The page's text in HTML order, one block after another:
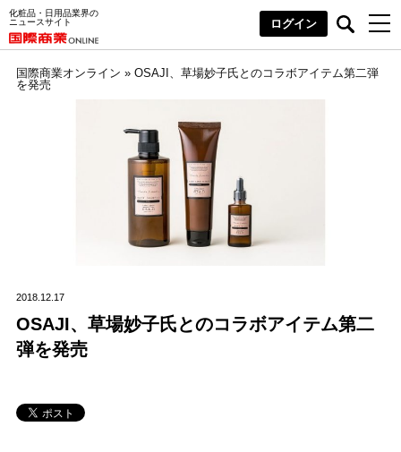
化粧品・日用品業界の
ニュースサイト
ログイン
国際商業オンライン » OSAJI、草場妙子氏とのコラボアイテム第二弾
を発売
2018.12.17
OSAJI、草場妙子氏とのコラボアイテム第二
弾を発売